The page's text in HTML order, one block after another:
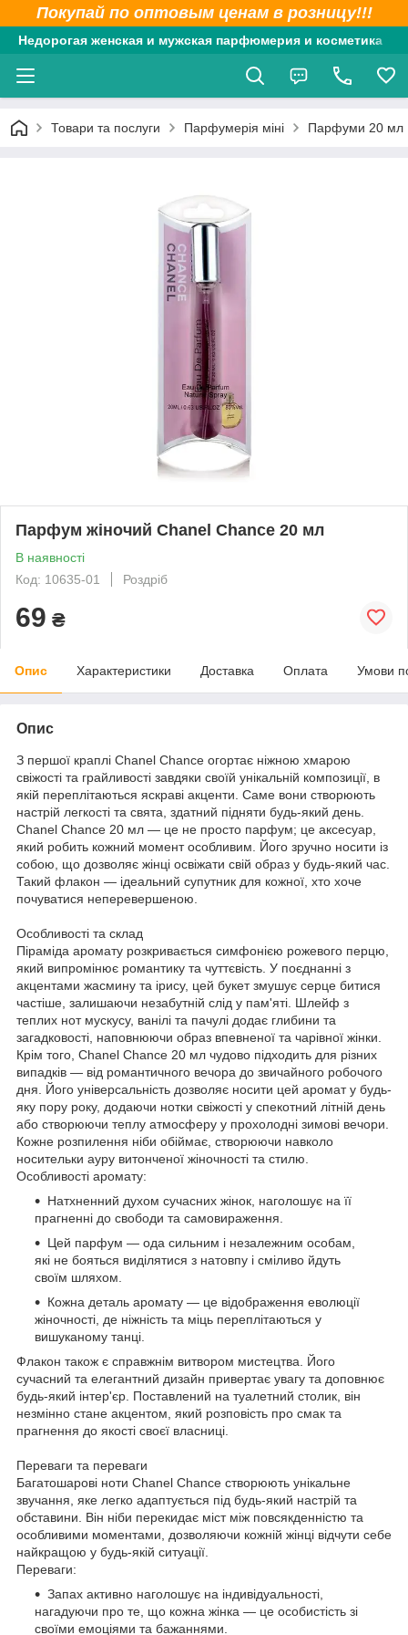
Покупай по оптовым ценам в розницу!!!
Недорогая женская и мужская парфюмерия и косметика
Товари та послуги Парфумерія міні Парфуми 20 мл
Парфум жіночий Chanel Chance 20 мл
В наявності
Код: 10635-01
Роздріб
69 ₴
Опис Характеристики Доставка Оплата Умови
Опис
З першої краплі Chanel Chance огортає ніжною хмарою
свіжості та грайливості завдяки своїй унікальній композиції, в
якій переплітаються яскраві акценти. Саме вони створюють
настрій легкості та свята, здатний підняти будь-який день.
Chanel Chance 20 мл — це не просто парфум; це аксесуар,
який робить кожний момент особливим. Його зручно носити із
собою, що дозволяє жінці освіжати свій образ у будь-який час.
Такий флакон — ідеальний супутник для кожної, хто хоче
почуватися неперевершеною.
Особливості та склад
Піраміда аромату розкривається симфонією рожевого перцю,
який випромінює романтику та чуттєвість. У поєднанні з
акцентами жасмину та ірису, цей букет змушує серце битися
частіше, залишаючи незабутній слід у пам'яті. Шлейф з
теплих нот мускусу, ванілі та пачулі додає глибини та
загадковості, наповнюючи образ впевненої та чарівної жінки.
Крім того, Chanel Chance 20 мл чудово підходить для різних
випадків — від романтичного вечора до звичайного робочого
дня. Його універсальність дозволяє носити цей аромат у будь-
яку пору року, додаючи нотки свіжості у спекотний літній день
або створюючи теплу атмосферу у прохолодні зимові вечори.
Кожне розпилення ніби обіймає, створюючи навколо
носительки ауру витонченої жіночності та стилю.
Особливості аромату:
Натхненний духом сучасних жінок, наголошує на її
прагненні до свободи та самовираження.
Цей парфум — ода сильним і незалежним особам,
які не бояться виділятися з натовпу і сміливо йдуть
своїм шляхом.
Кожна деталь аромату — це відображення еволюції
жіночності, де ніжність та міць переплітаються у
вишуканому танці.
Флакон також є справжнім витвором мистецтва. Його
сучасний та елегантний дизайн привертає увагу та доповнює
будь-який інтер'єр. Поставлений на туалетний столик, він
незмінно стане акцентом, який розповість про смак та
прагнення до якості своєї власниці.
Переваги та переваги
Багатошарові ноти Chanel Chance створюють унікальне
звучання, яке легко адаптується під будь-який настрій та
обставини. Він ніби перекидає міст між повсякденністю та
особливими моментами, дозволяючи кожній жінці відчути себе
найкращою у будь-якій ситуації.
Переваги:
Запах активно наголошує на індивідуальності,
нагадуючи про те, що кожна жінка — це особистість зі
своїми емоціями та бажаннями.